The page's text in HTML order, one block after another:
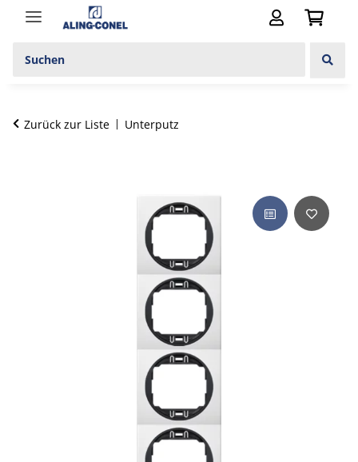
Zurück zur Liste Unterputz